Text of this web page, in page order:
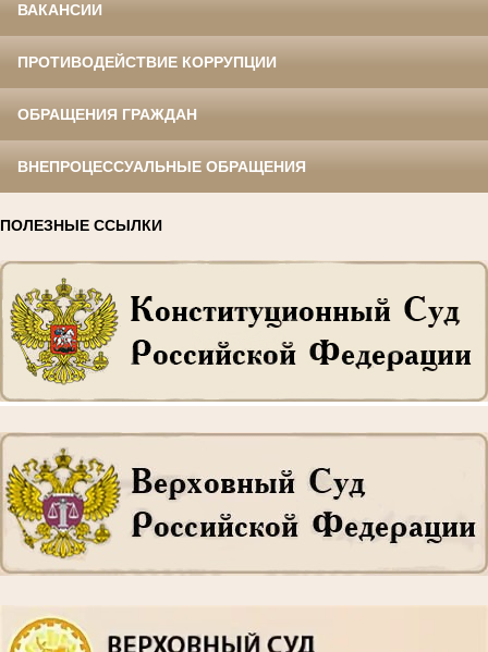
ВАКАНСИИ
ПРОТИВОДЕЙСТВИЕ КОРРУПЦИИ
ОБРАЩЕНИЯ ГРАЖДАН
ВНЕПРОЦЕССУАЛЬНЫЕ ОБРАЩЕНИЯ
ПОЛЕЗНЫЕ ССЫЛКИ